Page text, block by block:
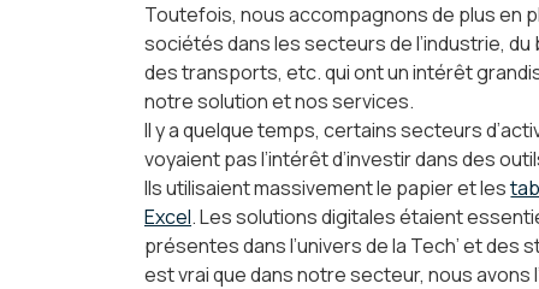
Toutefois, nous accompagnons de plus en
sociétés dans les secteurs de l’industrie, du
des transports, etc. qui ont un intérêt
notre solution et nos services.
Il y a quelque temps, certains secteurs
voyaient pas l’intérêt d’investir dans des
Ils utilisaient massivement le papier et les
Excel. Les solutions digitales étaient
présentes dans l’univers de la Tech’ et des
est vrai que dans notre secteur, nous avons